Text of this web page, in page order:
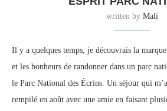
written by Mali
Il y a quelques temps, je découvrais la
et les bonheurs de randonner dans un parc
le Parc National des Écrins. Un séjour qui
rempilé en août avec une amie en faisant